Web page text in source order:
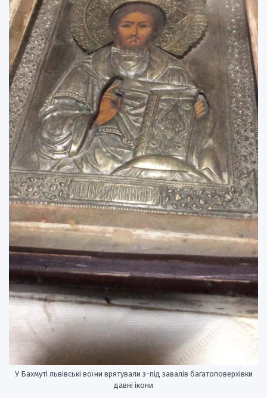
У Бахмуті львівські воїни врятували з-під завалів багатоповерхівки
давні ікони